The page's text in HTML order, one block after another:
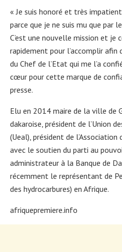
« Je suis honoré et très
parce que je ne suis mu que par
C’est une nouvelle mission et je
rapidement pour l’accomplir
du Chef de l’Etat qui me l’a
cœur pour cette marque de
presse.
Elu en 2014 maire de la ville de
dakaroise, président de l’Union
(Ueal), président de l’Association
avec le soutien du parti au
administrateur à la Banque de
récemment le représentant de
des hydrocarbures) en Afrique.
afriquepremiere.info